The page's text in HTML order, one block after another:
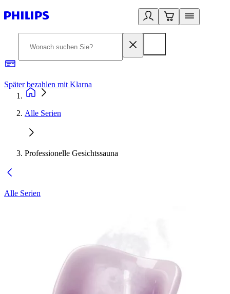
Später bezahlen mit Klarna
Alle Serien
Professionelle Gesichtssauna
Alle Serien